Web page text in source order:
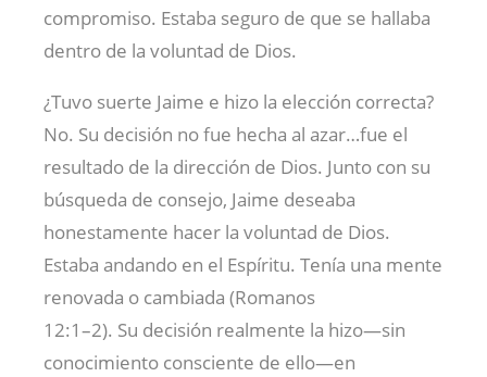
compromiso. Estaba seguro de que se hallaba
dentro de la voluntad de Dios.
¿Tuvo suerte Jaime e hizo la elección correcta?
No. Su decisión no fue hecha al azar…fue el
resultado de la dirección de Dios. Junto con su
búsqueda de consejo, Jaime deseaba
honestamente hacer la voluntad de Dios.
Estaba andando en el Espíritu. Tenía una mente
renovada o cambiada (Romanos
12:1–2). Su decisión realmente la hizo—sin
conocimiento consciente de ello—en